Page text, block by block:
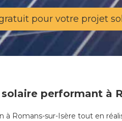
pour votre projet
performant à
Romans-sur-Isère tout en